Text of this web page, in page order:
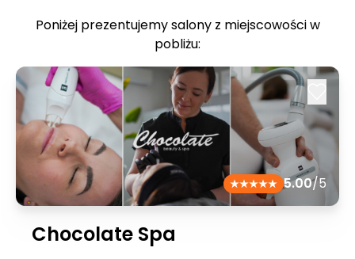
Poniżej prezentujemy salony z miejscowości w
pobliżu:
5.00/5
Chocolate Spa